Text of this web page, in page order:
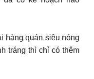
hàng quán siêu nóng
tráng thì chỉ có thêm